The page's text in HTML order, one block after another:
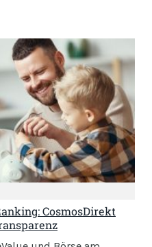
CosmosDirekt